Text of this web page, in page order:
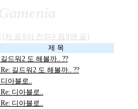
처 음 이 전 다 음 맨 끝
제 목
길드워2 도 해볼까.. ??
Re: 길드워2 도 해볼까.. ??
디아블로..
Re: 디아블로..
Re: 디아블로..